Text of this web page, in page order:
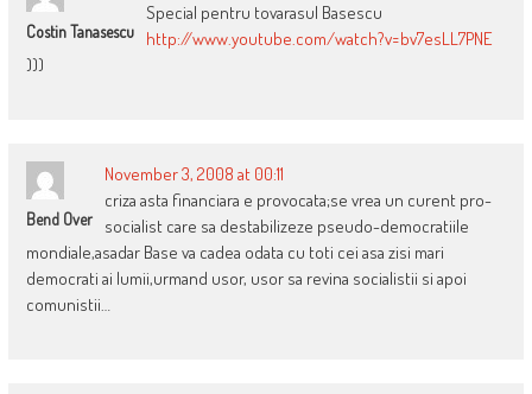
Costin Tanasescu
Special pentru tovarasul Basescu
http://www.youtube.com/watch?v=bv7esLL7PNE
)))
Bend Over
November 3, 2008 at 00:11
criza asta financiara e provocata;se vrea un curent pro-
socialist care sa destabilizeze pseudo-democratiile
mondiale,asadar Base va cadea odata cu toti cei asa zisi mari
democrati ai lumii,urmand usor, usor sa revina socialistii si apoi
comunistii…